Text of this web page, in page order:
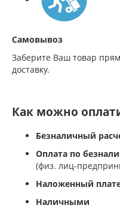
Самовывоз
Заберите Ваш товар
доставку.
Как можно
Безналичный
Оплата по
(физ. лиц-
Наложенный
Наличными